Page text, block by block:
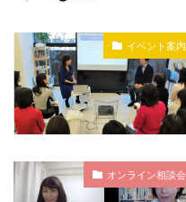
イベント案内
オンライン相談会